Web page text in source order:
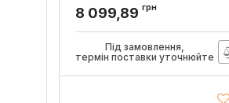
обладнання, VEGA, Hager
VB418MMP
8 099,89 грн
Під замовлення,
термін поставки уточнюйте